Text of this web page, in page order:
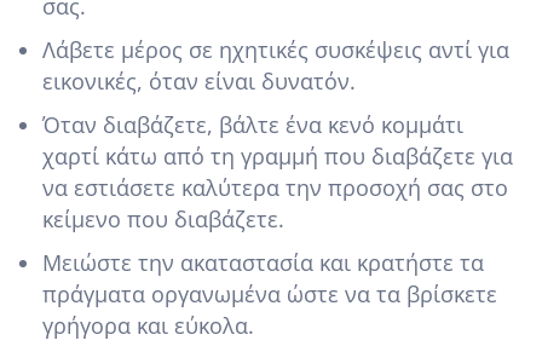
Λάβετε μέρος σε ηχητικές συσκέψεις αντί για
εικονικές, όταν είναι δυνατόν.
Όταν διαβάζετε, βάλτε ένα κενό κομμάτι
χαρτί κάτω από τη γραμμή που διαβάζετε για
να εστιάσετε καλύτερα την προσοχή σας στο
κείμενο που διαβάζετε.
Μειώστε την ακαταστασία και κρατήστε τα
πράγματα οργανωμένα ώστε να τα βρίσκετε
γρήγορα και εύκολα.